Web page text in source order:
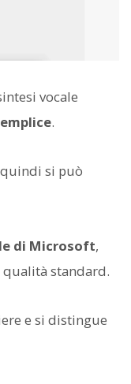
vocale
.
si può
di Microsoft,
standard.
e si distingue